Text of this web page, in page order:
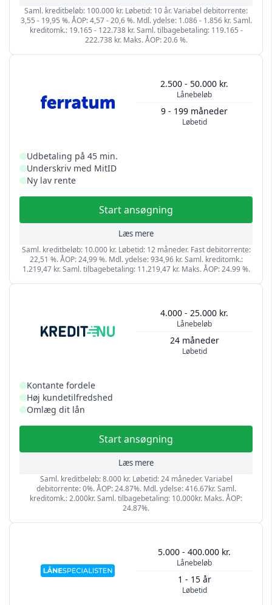
Saml. kreditbeløb: 100.000 kr. Løbetid: 10 år. Variabel debitorrente:
3,55 - 19,95 %. ÅOP: 4,57 - 20,6 %. Mdl. ydelse: 1.086 - 1.856 kr. Saml.
kreditomk.: 19.165 - 122.738 kr. Saml. tilbagebetaling: 119.165 -
222.738 kr. Maks. ÅOP: 20.6 %.
Lånebeløb
2.500 - 50.000 kr.
Løbetid
9 - 199 måneder
Udbetaling på 45 min.
Underskriv med MitID
Ny lav rente
Start ansøgning
Læs mere
Saml. kreditbeløb: 10.000 kr. Løbetid: 12 måneder. Fast debitorrente:
22,51 %. ÅOP: 24,99 %. Mdl. ydelse: 934,96 kr. Saml. kreditomk.:
1.219,47 kr. Saml. tilbagebetaling: 11.219,47 kr. Maks. ÅOP: 24.99 %.
Lånebeløb
4.000 - 25.000 kr.
Løbetid
24 måneder
Kontante fordele
Høj kundetilfredshed
Omlæg dit lån
Start ansøgning
Læs mere
Saml. kreditbeløb: 8.000 kr. Løbetid: 24 måneder. Variabel
debitorrente: 0%. ÅOP: 24.87%. Mdl. ydelse: 416.67kr. Saml.
kreditomk.: 2.000kr. Saml. tilbagebetaling: 10.000kr. Maks. ÅOP:
24.87%.
Lånebeløb
5.000 - 400.000 kr.
Løbetid
1 - 15 år